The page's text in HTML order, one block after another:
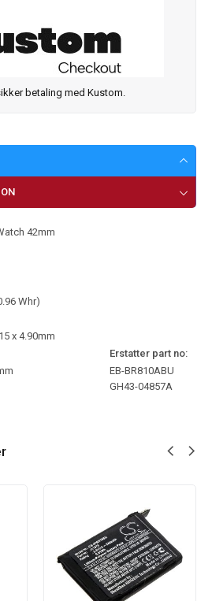
betaling med Kustom.
42mm
Whr)
x 4.90mm
Erstatter part no:
EB-BR810ABU
GH43-04857A